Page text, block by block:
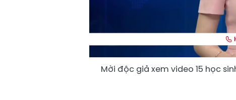
Mời độc giả xem video 15 học